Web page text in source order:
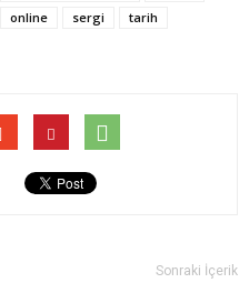
online sergi
tarih
Sonraki İçerik